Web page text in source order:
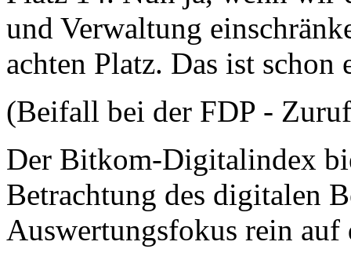
und Verwaltung
achten Platz. Das ist schon
(Beifall bei der FDP -
Der Bitkom-Digitalindex
Betrachtung des digitalen
Auswertungsfokus rein auf